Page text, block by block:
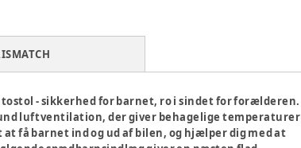
- sikkerhed for barnet, ro i sindet for forælderen.
luftventilation, der giver behagelige temperaturer
få barnet ind og ud af bilen, og hjælper dig med at